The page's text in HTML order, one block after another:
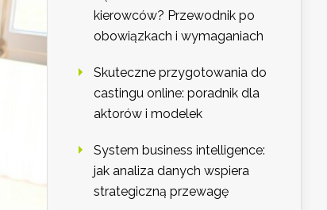
kierowców? Przewodnik po
obowiązkach i wymaganiach
Skuteczne przygotowania do
castingu online: poradnik dla
aktorów i modelek
System business intelligence:
jak analiza danych wspiera
strategiczną przewagę